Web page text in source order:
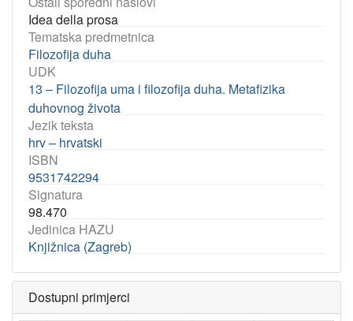
Idea della prosa
Tematska predmetnica
Filozofija duha
UDK
13 – Filozofija uma i filozofija duha. Metafizika
duhovnog života
Jezik teksta
hrv – hrvatski
ISBN
9531742294
Signatura
98.470
Jedinica HAZU
Knjižnica (Zagreb)
Dostupni primjerci